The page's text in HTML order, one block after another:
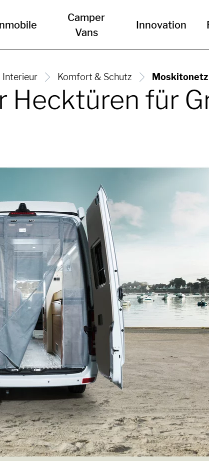
Camper
Vans
Innovation
Interieur Komfort & Schutz
für